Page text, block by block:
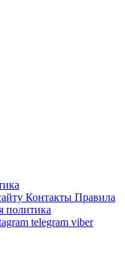
Контакты Правила
политика
telegram viber